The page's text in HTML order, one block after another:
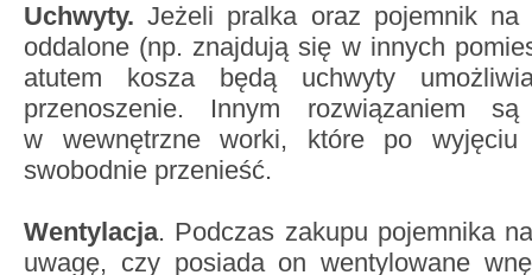
Uchwyty. Jeżeli pralka oraz pojemnik
oddalone (np. znajdują się w innych
atutem kosza będą uchwyty
przenoszenie. Innym rozwiązaniem
w wewnętrzne worki, które po wyjęciu
swobodnie przenieść.
Wentylacja. Podczas zakupu pojemnika
uwagę, czy posiada on wentylowane